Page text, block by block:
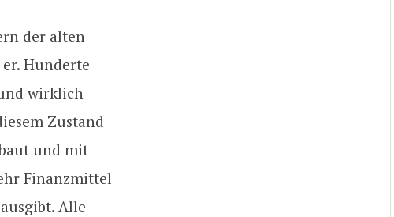
der alten
Hunderte
wirklich
Zustand
und mit
Finanzmittel
Alle